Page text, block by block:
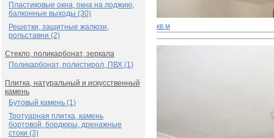
Пластиковые окна, окна на лоджию,
балконные выходы (30)
Решетки, защитные жалюзи,
рольставни (2)
Стекло, поликарбонат, зеркала
Поликарбонат, полистирол, ПВХ (1)
Плитка, натуральный и искусственный
камень
Бутовый камень (1)
Тротуарная плитка, камень
бортовой, бордюры, дренажные
стоки (3)
кв.м